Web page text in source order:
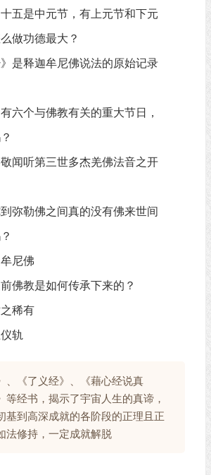
五是中元节，有上元节和下元
做功德最大？
》是释迦牟尼佛说法的原始记录
六个与佛教有关的重大节日，
闻听第三世多杰羌佛法音之开
弥勒佛之间真的没有佛来世间
尼佛
佛教是如何传承下来的？
稀有
轨
、《了义经》、《藉心经说真
等经书，揭示了宇宙人生的真谛，
基到高深成就的各阶段的正理且正
法修持，一定成就解脱